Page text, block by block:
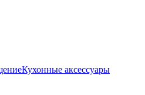
Кухонные аксессуары